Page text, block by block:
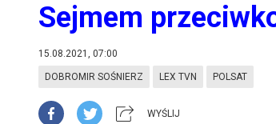
Sejmem
15.08.2021, 07:00
DOBROMIR SOŚNIERZ LEX TVN POLSAT
WYŚLIJ